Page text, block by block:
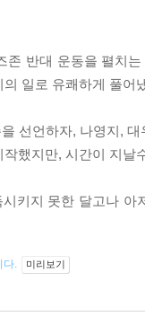
존 반대 운동을 펼치
일로 유쾌하게 풀어
선언하자, 나영지,
했지만, 시간이 지날
키지 못한 달고나 아
다. 미리보기